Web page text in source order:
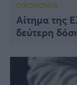
ΟΙΚΟΝΟΜΙΑ
Αίτημα της
δεύτερη